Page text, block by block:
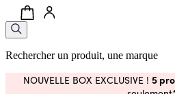
Rechercher un produit, une marque
NOUVELLE BOX EXCLUSIVE ! 5